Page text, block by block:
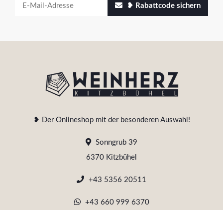
❥ Rabattcode sichern
❥ Der Onlineshop mit der besonderen Auswahl!
Sonngrub 39
6370 Kitzbühel
+43 5356 20511
+43 660 999 6370